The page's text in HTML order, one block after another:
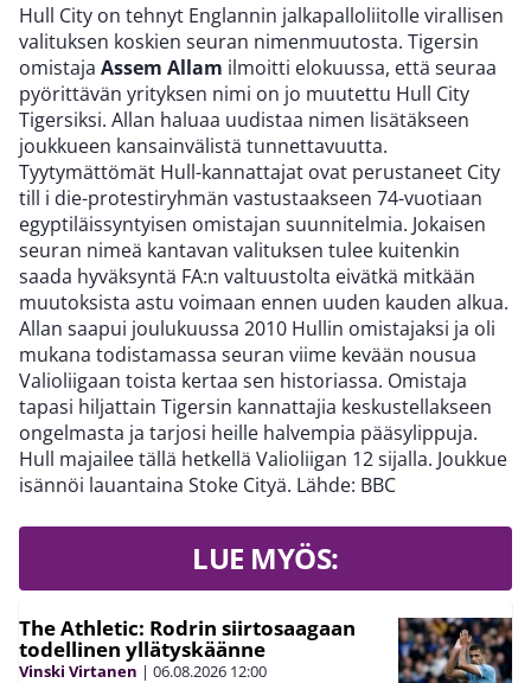
Hull City on tehnyt Englannin jalkapalloliitolle virallisen
valituksen koskien seuran nimenmuutosta. Tigersin
omistaja Assem Allam ilmoitti elokuussa, että seuraa
pyörittävän yrityksen nimi on jo muutettu Hull City
Tigersiksi. Allan haluaa uudistaa nimen lisätäkseen
joukkueen kansainvälistä tunnettavuutta.
Tyytymättömät Hull-kannattajat ovat perustaneet City
till i die-protestiryhmän vastustaakseen 74-vuotiaan
egyptiläissyntyisen omistajan suunnitelmia. Jokaisen
seuran nimeä kantavan valituksen tulee kuitenkin
saada hyväksyntä FA:n valtuustolta eivätkä mitkään
muutoksista astu voimaan ennen uuden kauden alkua.
Allan saapui joulukuussa 2010 Hullin omistajaksi ja oli
mukana todistamassa seuran viime kevään nousua
Valioliigaan toista kertaa sen historiassa. Omistaja
tapasi hiljattain Tigersin kannattajia keskustellakseen
ongelmasta ja tarjosi heille halvempia pääsylippuja.
Hull majailee tällä hetkellä Valioliigan 12 sijalla. Joukkue
isännöi lauantaina Stoke Cityä. Lähde: BBC
LUE MYÖS:
The Athletic: Rodrin siirtosaagaan
todellinen yllätyskäänne
Vinski Virtanen | 06.08.2026 12:00